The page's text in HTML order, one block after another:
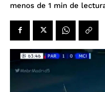
menos de 1 min de